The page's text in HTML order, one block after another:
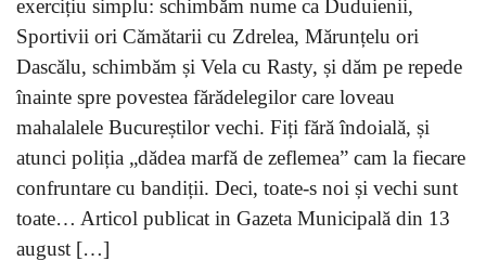
exercițiu simplu: schimbăm nume ca Duduienii,
Sportivii ori Cămătarii cu Zdrelea, Mărunțelu ori
Dascălu, schimbăm și Vela cu Rasty, și dăm pe repede
înainte spre povestea fărădelegilor care loveau
mahalalele Bucureștilor vechi. Fiți fără îndoială, și
atunci poliția „dădea marfă de zeflemea” cam la fiecare
confruntare cu bandiții. Deci, toate-s noi și vechi sunt
toate… Articol publicat in Gazeta Municipală din 13
august […]